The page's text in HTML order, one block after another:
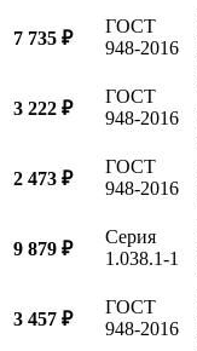
7 735 ₽
ГОСТ
948-2016
3 222 ₽
ГОСТ
948-2016
2 473 ₽
ГОСТ
948-2016
9 879 ₽
Серия
1.038.1-1
3 457 ₽
ГОСТ
948-2016